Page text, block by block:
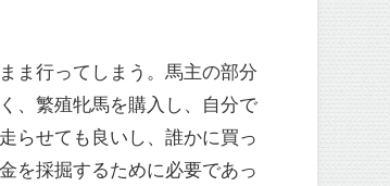
ま行ってしまう。馬主の部分
、繁殖牝馬を購入し、自分で
らせても良いし、誰かに買っ
を採掘するために必要であっ